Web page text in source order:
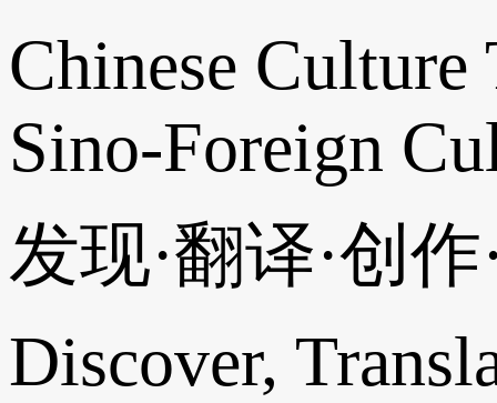
Chinese
Sino-Foreign
发现·翻译·创
Discover,